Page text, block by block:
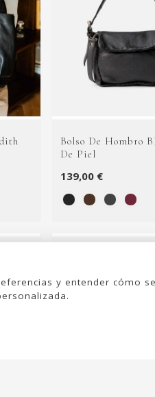
Bolso De Hombro
De Piel
139,00 €
y entender cómo